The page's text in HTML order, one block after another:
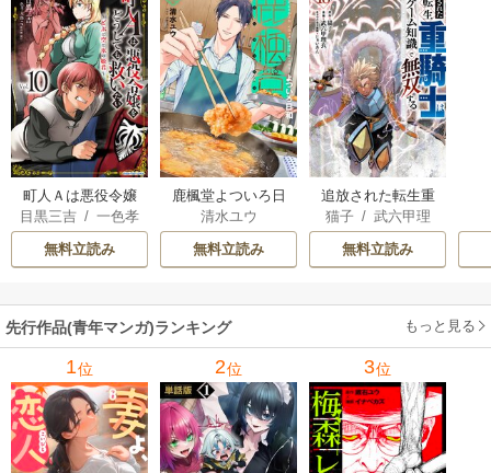
町人Ａは悪役令嬢
をどうしても救い
たい ～どぶと空
と氷の姫君～
目黒三吉 /一色孝
太郎/ Parum
無料立読み
鹿楓堂よついろ日
和
清水ユウ
無料立読み
追放された転生重
騎士はゲーム知識
で無双する
猫子/ 武六甲理
/じゃいあん
無料立読み
先行作品(青年マンガ)ランキング もっと見る
1位 2位 3位